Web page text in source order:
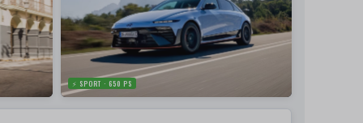
⚡ SPORT · 650 PS